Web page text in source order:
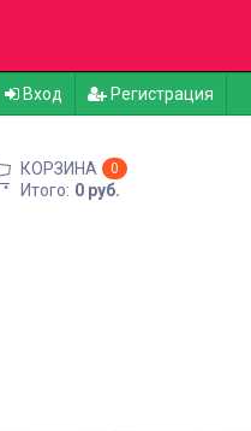
Вход Регистрация
КОРЗИНА 0
Итого: 0 руб.